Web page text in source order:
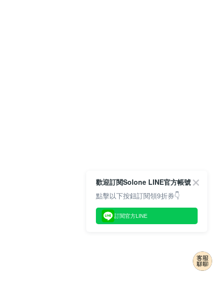
歡迎訂閱Solone LINE官方帳號
點擊以下按鈕訂閱領9折券👇
訂閱官方LINE